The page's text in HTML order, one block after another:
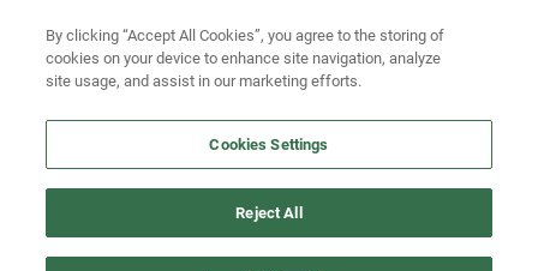
Ubicación
Busca por modelo
Busca por versión
¡Vaya! Alguien más se llevó este auto pero, aquí hay más que
By clicking “Accept All Cookies”, you agree to the storing of
cookies on your device to enhance site navigation, analyze
site usage, and assist in our marketing efforts.
Cookies Settings
Reject All